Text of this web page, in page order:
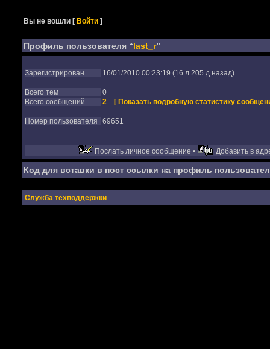
Вы не вошли [Войти ]
Профиль пользователя “last_r”
Зарегистрирован 16/01/2010 00:23:19 (16 л 205 д назад)
Всего тем
0
Всего сообщений
2 [ Показать подробную статистику
Номер пользователя 69651
Послать личное сообщение • Добавить в
Код для вставки в пост ссылки на профиль
Служба техподдержки